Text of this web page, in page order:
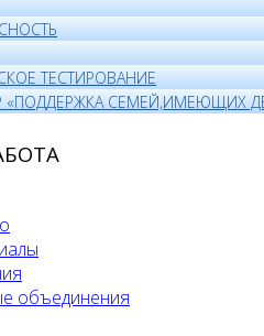
ТЕСТИРОВАНИЕ
СЕМЕЙ,ИМЕЮЩИХ
объединения